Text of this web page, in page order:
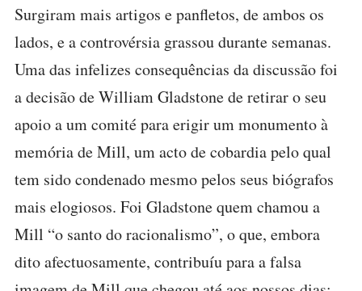
Surgiram mais artigos e panfletos, de ambos os
lados, e a controvérsia grassou durante semanas.
Uma das infelizes consequências da discussão foi
a decisão de William Gladstone de retirar o seu
apoio a um comité para erigir um monumento à
memória de Mill, um acto de cobardia pelo qual
tem sido condenado mesmo pelos seus biógrafos
mais elogiosos. Foi Gladstone quem chamou a
Mill “o santo do racionalismo”, o que, embora
dito afectuosamente, contribuíu para a falsa